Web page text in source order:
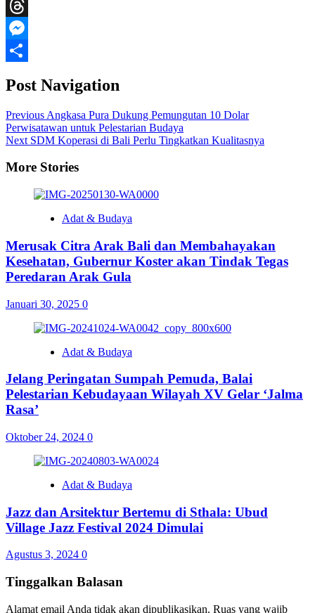
WeChat
Threads
Messenger
Post Navigation
Previous Angkasa Pura Dukung Pemungutan 10 Dolar
Perwisatawan untuk Pelestarian Budaya
Next SDM Koperasi di Bali Perlu Tingkatkan Kualitasnya
More Stories
Adat & Budaya
Merusak Citra Arak Bali dan Membahayakan
Kesehatan, Gubernur Koster akan Tindak Tegas
Peredaran Arak Gula
Januari 30, 2025 0
Adat & Budaya
Jelang Peringatan Sumpah Pemuda, Balai
Pelestarian Kebudayaan Wilayah XV Gelar ‘Jalma
Rasa’
Oktober 24, 2024 0
Adat & Budaya
Jazz dan Arsitektur Bertemu di Sthala: Ubud
Village Jazz Festival 2024 Dimulai
Agustus 3, 2024 0
Tinggalkan Balasan
Alamat email Anda tidak akan dipublikasikan. Ruas yang wajib